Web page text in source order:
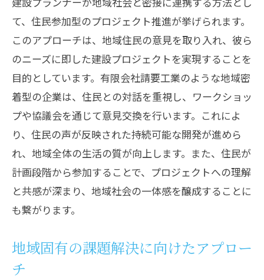
て、住民参加型のプロジェクト推進が挙げられます。
このアプローチは、地域住民の意見を取り入れ、彼ら
のニーズに即した建設プロジェクトを実現することを
目的としています。有限会社請要工業のような地域密
着型の企業は、住民との対話を重視し、ワークショッ
プや協議会を通じて意見交換を行います。これによ
り、住民の声が反映された持続可能な開発が進めら
れ、地域全体の生活の質が向上します。また、住民が
計画段階から参加することで、プロジェクトへの理解
と共感が深まり、地域社会の一体感を醸成することに
も繋がります。
地域固有の課題解決に向けたアプロー
チ